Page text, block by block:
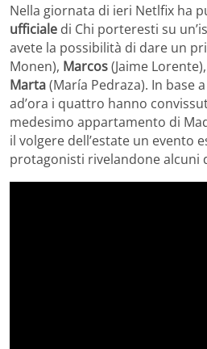
Nella giornata di ieri Netlfix ha
ufficiale di Chi porteresti su
avete la possibilità di dare un
Monen), Marcos(Jaime Lorente),
Marta(María Pedraza). In base
ad’ora i quattro hanno
medesimo appartamento di
il volgere dell’estate un evento
protagonisti rivelandone alcuni